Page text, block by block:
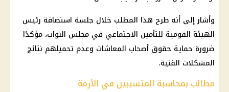
وأشار إلى أنه طرح هذا المطلب خلال جلسة استضافة رئيس
الهيئة القومية للتأمين الاجتماعي في مجلس النواب، مؤكدًا
ضرورة حماية حقوق أصحاب المعاشات وعدم تحميلهم نتائج
المشكلات الفنية.
مطالب بمحاسبة المتسببين في الأزمة